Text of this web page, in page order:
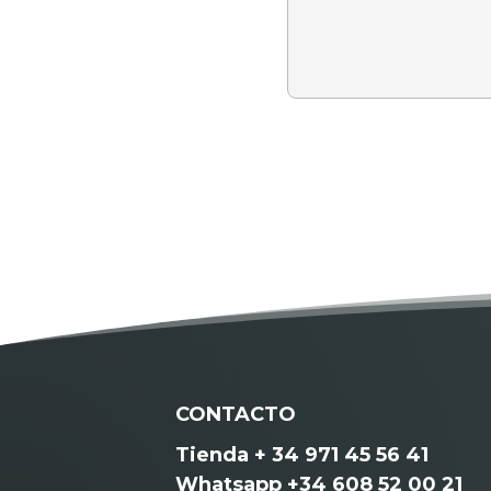
CONTACTO
Tienda + 34 971 45 56 41
Whatsapp +34 608 52 00 21